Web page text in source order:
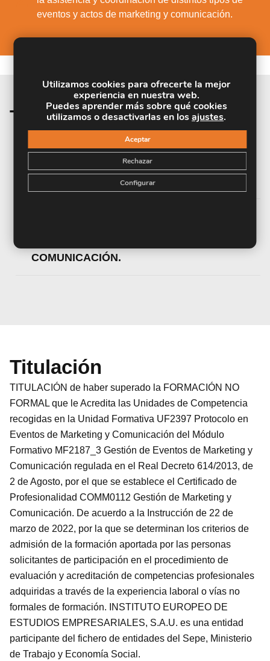
eventos y actos de marketing y comunicación.
Temario de la materia
UNIDAD DIDÁCTICA 1. PROTOCOLO Y
COMUNICACIÓN PERSONAL Y
COMUNICACIÓN.
Titulación
TITULACIÓN de haber superado la FORMACIÓN NO
FORMAL que le Acredita las Unidades de Competencia
recogidas en la Unidad Formativa UF2397 Protocolo en
Eventos de Marketing y Comunicación del Módulo
Formativo MF2187_3 Gestión de Eventos de Marketing y
Comunicación regulada en el Real Decreto 614/2013, de
2 de Agosto, por el que se establece el Certificado de
Profesionalidad COMM0112 Gestión de Marketing y
Comunicación. De acuerdo a la Instrucción de 22 de
marzo de 2022, por la que se determinan los criterios de
admisión de la formación aportada por las personas
solicitantes de participación en el procedimiento de
evaluación y acreditación de competencias profesionales
adquiridas a través de la experiencia laboral o vías no
formales de formación. INSTITUTO EUROPEO DE
ESTUDIOS EMPRESARIALES, S.A.U. es una entidad
participante del fichero de entidades del Sepe, Ministerio
de Trabajo y Economía Social.
Utilizamos cookies para ofrecerte la mejor
experiencia en nuestra web.
Puedes aprender más sobre qué cookies
utilizamos o desactivarlas en losajustes.
Aceptar
Rechazar
Configurar